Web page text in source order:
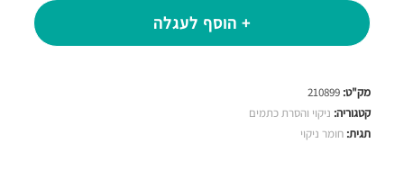
+ הוסף לעגלה
מק"ט:210899
קטגוריה: ניקוי והסרת כתמים
תגית:חומר ניקוי